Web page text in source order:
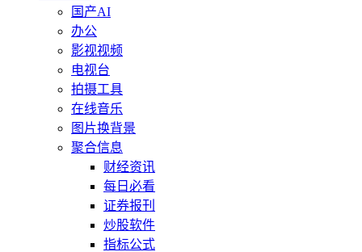
国产AI
办公
影视视频
电视台
拍摄工具
在线音乐
图片换背景
聚合信息
财经资讯
每日必看
证券报刊
炒股软件
指标公式